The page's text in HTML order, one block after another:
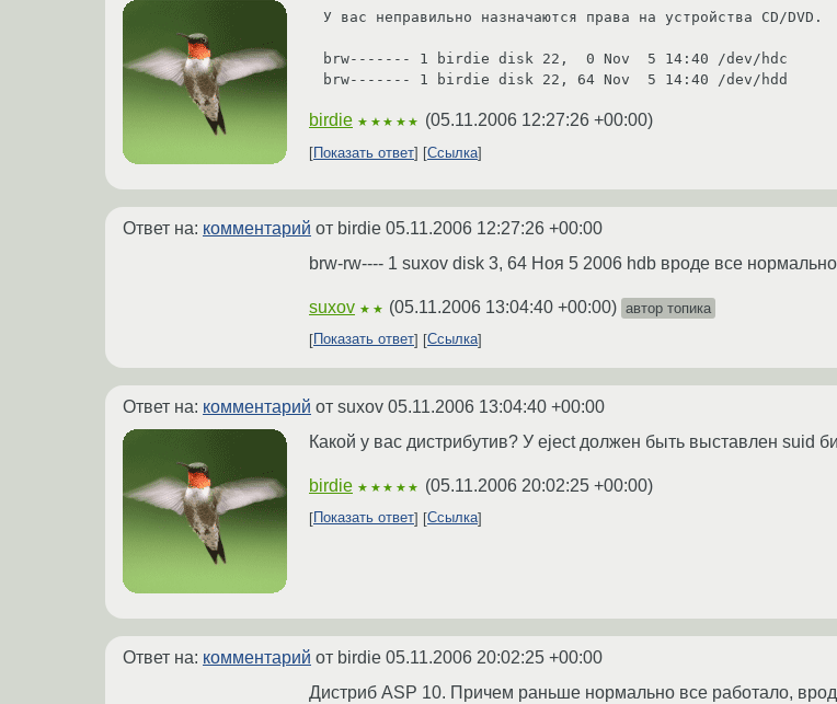
У вас неправильно назначаются права на устройства CD/DVD.
brw------- 1 birdie disk 22,  0 Nov  5 14:40 /dev/hdc
birdie ★★★★★ (05.11.2006 12:27:26 +00:00)
Показать ответ Ссылка
Ответ на: комментарий от birdie 05.11.2006 12:27:26 +00:00
brw-rw---- 1 suxov disk 3, 64 Ноя 5 2006 hdb вроде все нормально
suxov ★★ (05.11.2006 13:04:40 +00:00) автор топика
Показать ответ
Ссылка
Ответ на: комментарий от suxov 05.11.2006 13:04:40 +00:00
Какой у вас дистрибутив? У eject должен быть выставлен suid
birdie ★★★★★ (05.11.2006 20:02:25 +00:00)
Показать ответ Ссылка
Ответ на: комментарий от birdie 05.11.2006 20:02:25 +00:00
Дистриб ASP 10. Причем раньше нормально все работало,